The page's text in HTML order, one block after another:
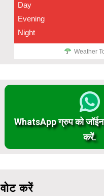
Day
Evening
Night
Weather
WhatsApp ग्रुप को
करें.
वोट करें